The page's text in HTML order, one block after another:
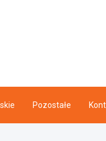
Pozostałe